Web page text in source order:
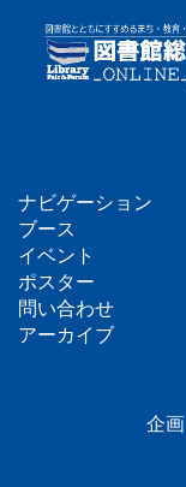
フ
ッ
タ
ナビゲーション
ブース
イベント
ポスター
問い合わせ
アーカイブ
企